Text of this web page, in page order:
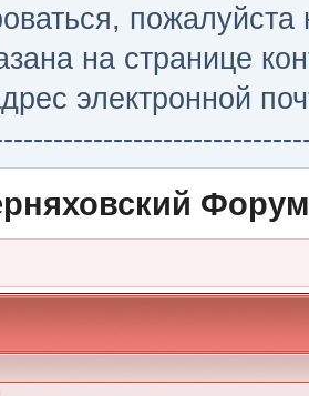
на странице
электронной
Форум